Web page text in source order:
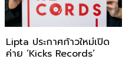
Lipta ประกาศก้าวใหม่เปิด
ค่าย ‘Kicks Records’